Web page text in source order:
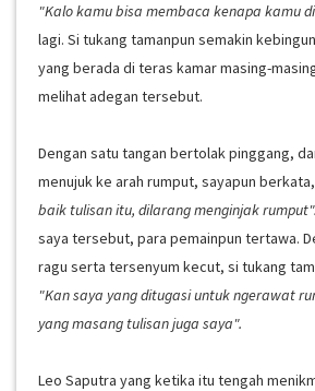
"Kalo kamu bisa membaca kenapa kamu
lagi. Si tukang tamanpun semakin
yang berada di teras kamar masing-
melihat adegan tersebut.
Dengan satu tangan bertolak pinggang,
menujuk ke arah rumput, sayapun berkata,
baik tulisan itu, dilarang menginjak rumput".
saya tersebut, para pemainpun tertawa.
ragu serta tersenyum kecut, si tukang
"Kan saya yang ditugasi untuk ngerawat
yang masang tulisan juga saya".
Leo Saputra yang ketika itu tengah